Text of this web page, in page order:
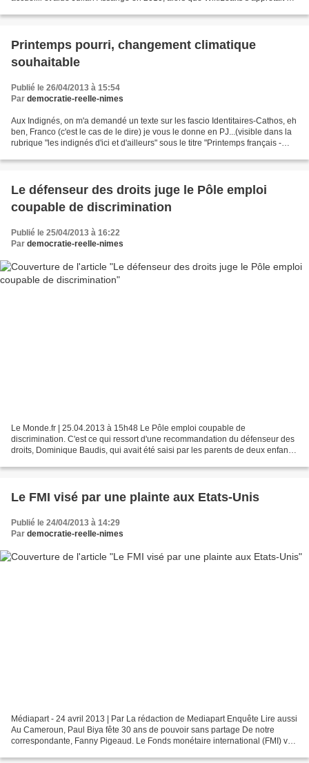
Printemps pourri, changement climatique
souhaitable
Publié le 26/04/2013 à 15:54
Par democratie-reelle-nimes
Aux Indignés, on m'a demandé un texte sur les fascio Identitaires-Cathos, eh
ben, Franco (c'est le cas de le dire) je vous le donne en PJ...(visible dans la
rubrique "les indignés d'ici et d'ailleurs" sous le titre "Printemps français -
Le défenseur des droits juge le Pôle emploi
coupable de discrimination
Publié le 25/04/2013 à 16:22
Par democratie-reelle-nimes
Le Monde.fr | 25.04.2013 à 15h48 Le Pôle emploi coupable de
discrimination. C'est ce qui ressort d'une recommandation du défenseur des
droits, Dominique Baudis, qui avait été saisi par les parents de deux enfants
Le FMI visé par une plainte aux Etats-Unis
Publié le 24/04/2013 à 14:29
Par democratie-reelle-nimes
Médiapart - 24 avril 2013 | Par La rédaction de Mediapart Enquête Lire aussi
Au Cameroun, Paul Biya fête 30 ans de pouvoir sans partage De notre
correspondante, Fanny Pigeaud. Le Fonds monétaire international (FMI) va-